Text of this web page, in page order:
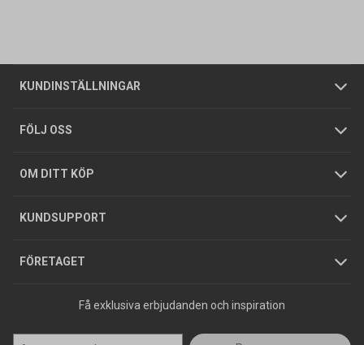
KUNDINSTÄLLNINGAR
Företagskund / Privatkund
FÖLJ OSS
OM DITT KÖP
Allmänna försäljningsvillkor
Integritetspolicy
GDPR
KUNDSUPPORT
Butiker
Foldrar och kataloger
Köpguider
Varumärken
FÖRETAGET
Om oss
Tjänster
Hållbarhet
Jobba hos oss
Press
Få exklusiva erbjudanden och inspiration